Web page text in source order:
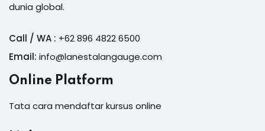
dunia global.
Call / WA : +62 896 4822 6500
Email: info@lanestalangauge.com
Online Platform
Tata cara mendaftar kursus online